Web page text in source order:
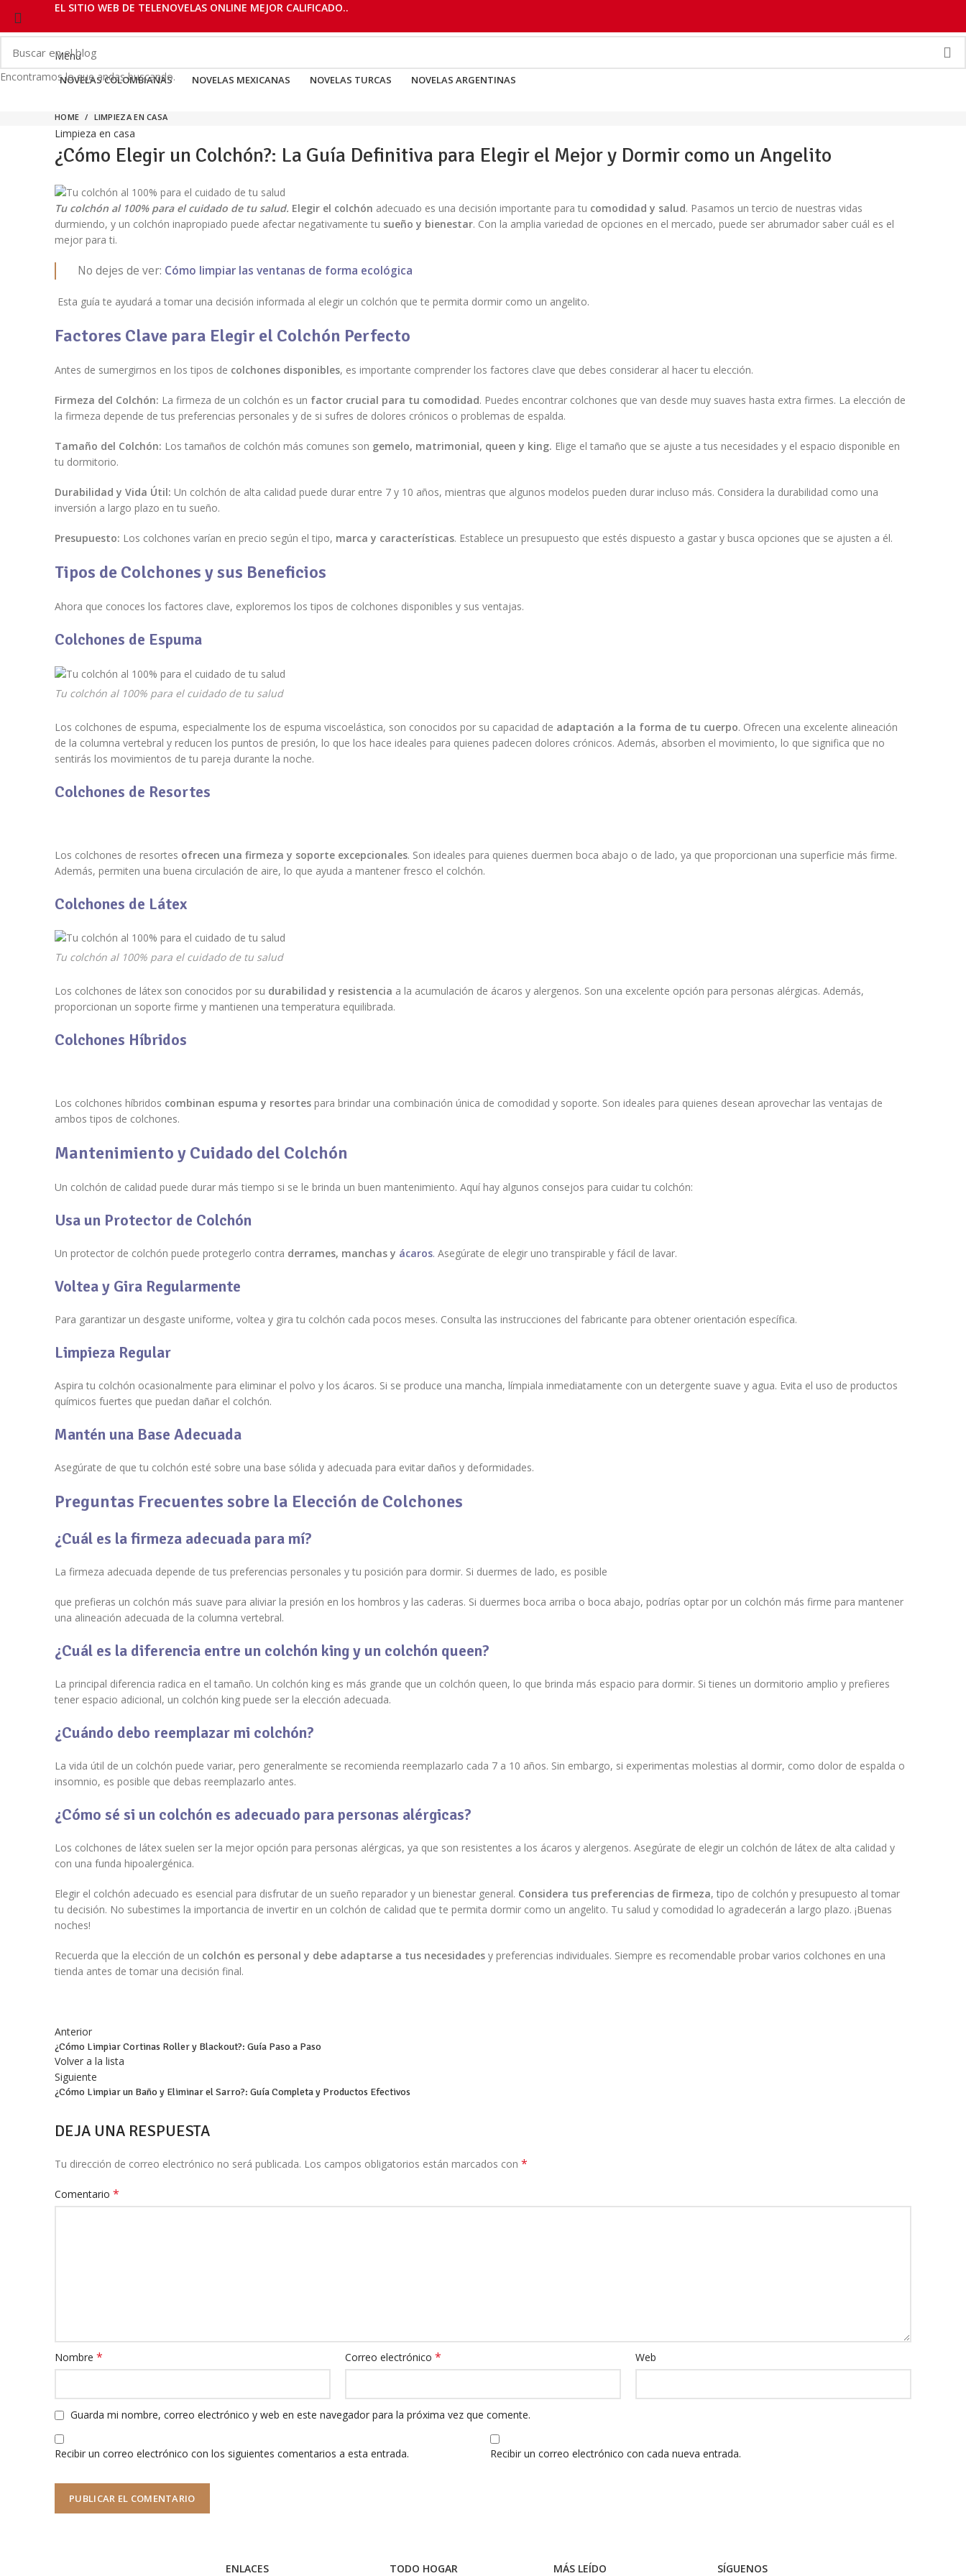
EL SITIO WEB DE TELENOVELAS ONLINE MEJOR CALIFICADO..
Menu
NOVELAS COLOMBIANAS NOVELAS MEXICANAS NOVELAS TURCAS NOVELAS ARGENTINAS
HOME LIMPIEZA EN CASA
Limpieza en casa
¿Cómo Elegir un Colchón?: La Guía Definitiva para Elegir el Mejor y Dormir como un Angelito
Tu colchón al 100% para el cuidado de tu salud. Elegir el colchón adecuado es una decisión importante para tu comodidad y salud. Pasamos un tercio de nuestras vidas
durmiendo, y un colchón inapropiado puede afectar negativamente tu sueño y bienestar. Con la amplia variedad de opciones en el mercado, puede ser abrumador saber cuál es el
mejor para ti.
No dejes de ver: Cómo limpiar las ventanas de forma ecológica
Esta guía te ayudará a tomar una decisión informada al elegir un colchón que te permita dormir como un angelito.
Factores Clave para Elegir el Colchón Perfecto
Antes de sumergirnos en los tipos de colchones disponibles, es importante comprender los factores clave que debes considerar al hacer tu elección.
Firmeza del Colchón: La firmeza de un colchón es un factor crucial para tu comodidad. Puedes encontrar colchones que van desde muy suaves hasta extra firmes. La elección de
la firmeza depende de tus preferencias personales y de si sufres de dolores crónicos o problemas de espalda.
Tamaño del Colchón: Los tamaños de colchón más comunes son gemelo, matrimonial, queen y king. Elige el tamaño que se ajuste a tus necesidades y el espacio disponible en
tu dormitorio.
Durabilidad y Vida Útil: Un colchón de alta calidad puede durar entre 7 y 10 años, mientras que algunos modelos pueden durar incluso más. Considera la durabilidad como una
inversión a largo plazo en tu sueño.
Presupuesto: Los colchones varían en precio según el tipo, marca y características. Establece un presupuesto que estés dispuesto a gastar y busca opciones que se ajusten a él.
Tipos de Colchones y sus Beneficios
Ahora que conoces los factores clave, exploremos los tipos de colchones disponibles y sus ventajas.
Colchones de Espuma
Tu colchón al 100% para el cuidado de tu salud
Los colchones de espuma, especialmente los de espuma viscoelástica, son conocidos por su capacidad de adaptación a la forma de tu cuerpo. Ofrecen una excelente alineación
de la columna vertebral y reducen los puntos de presión, lo que los hace ideales para quienes padecen dolores crónicos. Además, absorben el movimiento, lo que significa que no
sentirás los movimientos de tu pareja durante la noche.
Colchones de Resortes
Los colchones de resortes ofrecen una firmeza y soporte excepcionales. Son ideales para quienes duermen boca abajo o de lado, ya que proporcionan una superficie más firme.
Además, permiten una buena circulación de aire, lo que ayuda a mantener fresco el colchón.
Colchones de Látex
Tu colchón al 100% para el cuidado de tu salud
Los colchones de látex son conocidos por su durabilidad y resistencia a la acumulación de ácaros y alergenos. Son una excelente opción para personas alérgicas. Además,
proporcionan un soporte firme y mantienen una temperatura equilibrada.
Colchones Híbridos
Los colchones híbridos combinan espuma y resortes para brindar una combinación única de comodidad y soporte. Son ideales para quienes desean aprovechar las ventajas de
ambos tipos de colchones.
Mantenimiento y Cuidado del Colchón
Un colchón de calidad puede durar más tiempo si se le brinda un buen mantenimiento. Aquí hay algunos consejos para cuidar tu colchón:
Usa un Protector de Colchón
Un protector de colchón puede protegerlo contra derrames, manchas y ácaros. Asegúrate de elegir uno transpirable y fácil de lavar.
Voltea y Gira Regularmente
Para garantizar un desgaste uniforme, voltea y gira tu colchón cada pocos meses. Consulta las instrucciones del fabricante para obtener orientación específica.
Limpieza Regular
Aspira tu colchón ocasionalmente para eliminar el polvo y los ácaros. Si se produce una mancha, límpiala inmediatamente con un detergente suave y agua. Evita el uso de productos
químicos fuertes que puedan dañar el colchón.
Mantén una Base Adecuada
Asegúrate de que tu colchón esté sobre una base sólida y adecuada para evitar daños y deformidades.
Preguntas Frecuentes sobre la Elección de Colchones
¿Cuál es la firmeza adecuada para mí?
La firmeza adecuada depende de tus preferencias personales y tu posición para dormir. Si duermes de lado, es posible
que prefieras un colchón más suave para aliviar la presión en los hombros y las caderas. Si duermes boca arriba o boca abajo, podrías optar por un colchón más firme para mantener
una alineación adecuada de la columna vertebral.
¿Cuál es la diferencia entre un colchón king y un colchón queen?
La principal diferencia radica en el tamaño. Un colchón king es más grande que un colchón queen, lo que brinda más espacio para dormir. Si tienes un dormitorio amplio y prefieres
tener espacio adicional, un colchón king puede ser la elección adecuada.
¿Cuándo debo reemplazar mi colchón?
La vida útil de un colchón puede variar, pero generalmente se recomienda reemplazarlo cada 7 a 10 años. Sin embargo, si experimentas molestias al dormir, como dolor de espalda o
insomnio, es posible que debas reemplazarlo antes.
¿Cómo sé si un colchón es adecuado para personas alérgicas?
Los colchones de látex suelen ser la mejor opción para personas alérgicas, ya que son resistentes a los ácaros y alergenos. Asegúrate de elegir un colchón de látex de alta calidad y
con una funda hipoalergénica.
Elegir el colchón adecuado es esencial para disfrutar de un sueño reparador y un bienestar general. Considera tus preferencias de firmeza, tipo de colchón y presupuesto al tomar
tu decisión. No subestimes la importancia de invertir en un colchón de calidad que te permita dormir como un angelito. Tu salud y comodidad lo agradecerán a largo plazo. ¡Buenas
noches!
Recuerda que la elección de un colchón es personal y debe adaptarse a tus necesidades y preferencias individuales. Siempre es recomendable probar varios colchones en una
tienda antes de tomar una decisión final.
Anterior
¿Cómo Limpiar Cortinas Roller y Blackout?: Guía Paso a Paso
Volver a la lista
Siguiente
¿Cómo Limpiar un Baño y Eliminar el Sarro?: Guía Completa y Productos Efectivos
DEJA UNA RESPUESTA
Tu dirección de correo electrónico no será publicada. Los campos obligatorios están marcados con *
Comentario *
Nombre * Correo electrónico * Web
Guarda mi nombre, correo electrónico y web en este navegador para la próxima vez que comente.
Recibir un correo electrónico con los siguientes comentarios a esta entrada. Recibir un correo electrónico con cada nueva entrada.
ENLACES TODO HOGAR MÁS LEÍDO SÍGUENOS
Encontramos lo que andas buscando.